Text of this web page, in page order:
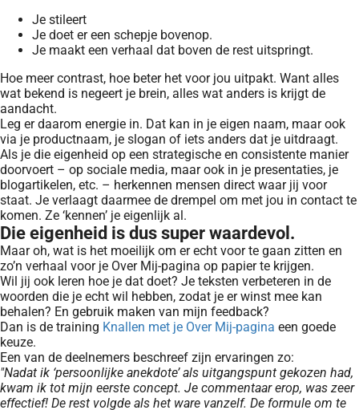
Je stileert
Je doet er een schepje bovenop.
Je maakt een verhaal dat boven de rest uitspringt.
Hoe meer contrast, hoe beter het voor jou uitpakt. Want alles
wat bekend is negeert je brein, alles wat anders is krijgt de
aandacht.
Leg er daarom energie in. Dat kan in je eigen naam, maar ook
via je productnaam, je slogan of iets anders dat je uitdraagt.
Als je die eigenheid op een strategische en consistente manier
doorvoert – op sociale media, maar ook in je presentaties, je
blogartikelen, etc. – herkennen mensen direct waar jij voor
staat. Je verlaagt daarmee de drempel om met jou in contact te
komen. Ze ‘kennen’ je eigenlijk al.
Die eigenheid is dus super waardevol.
Maar oh, wat is het moeilijk om er echt voor te gaan zitten en
zo’n verhaal voor je Over Mij-pagina op papier te krijgen.
Wil jij ook leren hoe je dat doet? Je teksten verbeteren in de
woorden die je echt wil hebben, zodat je er winst mee kan
behalen? En gebruik maken van mijn feedback?
Dan is de training Knallen met je Over Mij-pagina een goede
keuze.
Een van de deelnemers beschreef zijn ervaringen zo:
"Nadat ik ‘persoonlijke anekdote’ als uitgangspunt gekozen had,
kwam ik tot mijn eerste concept. Je commentaar erop, was zeer
effectief! De rest volgde als het ware vanzelf. De formule om te